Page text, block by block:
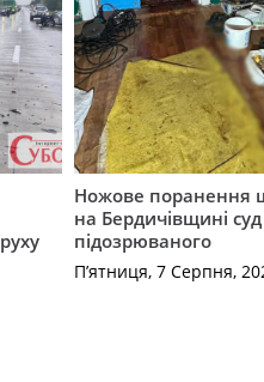
Ножове поранення
на Бердичівщині
підозрюваного
П’ятниця, 7 Серпня,